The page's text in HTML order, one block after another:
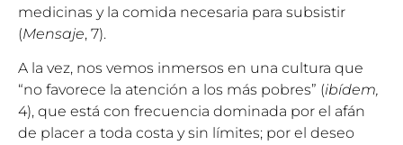
medicinas y la comida necesaria para subsistir
(Mensaje, 7).
A la vez, nos vemos inmersos en una cultura que
“no favorece la atención a los más pobres” (ibídem,
4), que está con frecuencia dominada por el afán
de placer a toda costa y sin límites; por el deseo